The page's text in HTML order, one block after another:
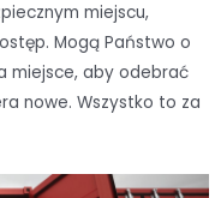
miejscu,
Mogą Państwo o
miejsce, aby odebrać
nowe. Wszystko to za